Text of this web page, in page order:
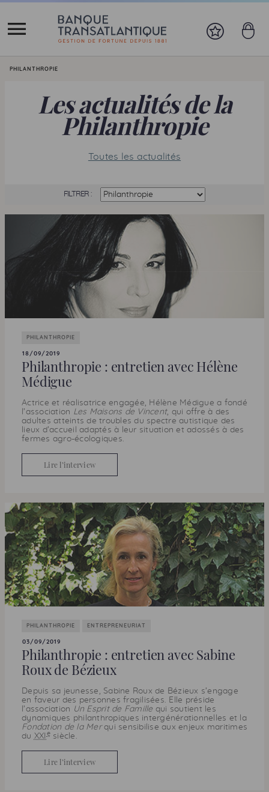
Vous êtes ici:
PHILANTHROPIE
Les actualités de la
Philanthropie
Toutes les actualités
FILTRER :
PHILANTHROPIE
18/09/2019
Philanthropie : entretien avec Hélène
Médigue
Actrice et réalisatrice engagée, Hélène Médigue a fondé
l’association Les Maisons de Vincent, qui offre à des
adultes atteints de troubles du spectre autistique des
lieux d’accueil adaptés à leur situation et adossés à des
fermes agro-écologiques.
Lire l’interview
PHILANTHROPIE ENTREPRENEURIAT
03/09/2019
Philanthropie : entretien avec Sabine
Roux de Bézieux
Depuis sa jeunesse, Sabine Roux de Bézieux s’engage
en faveur des personnes fragilisées. Elle préside
l’association Un Esprit de Famille qui soutient les
dynamiques philanthropiques intergénérationnelles et la
Fondation de la Merqui sensibilise aux enjeux maritimes
du XXIesiècle.
Lire l’interview